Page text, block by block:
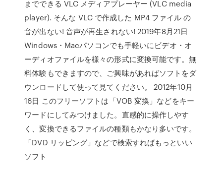
までできる VLC メディアプレーヤー (VLC media
player). そんな VLC で作成した MP4 ファイル の
音が出ない! 音声が再生されない! 2019年8月21日
Windows・Macパソコンでも手軽いにビデオ・オ
ーディオファイルを様々の形式に変換可能です。無
料体験もできますので、ご興味があればソフトをダ
ウンロードして使って見てください。 2012年10月
16日 このフリーソフトは「VOB 変換」などをキー
ワードにしてみつけました。直感的に操作しやす
く、変換できるファイルの種類もかなり多いです。
「DVD リッピング」などで検索すればもっといい
ソフト